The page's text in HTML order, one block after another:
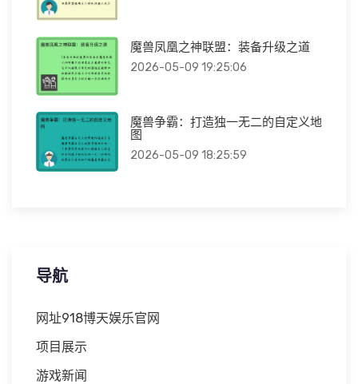
魔兽凤凰之神联盟：装备升级之道
2026-05-09 19:25:06
魔兽争霸：打造独一无二的自定义地
图
2026-05-09 18:25:59
导航
网址918博天娱乐官网
项目展示
游戏新闻